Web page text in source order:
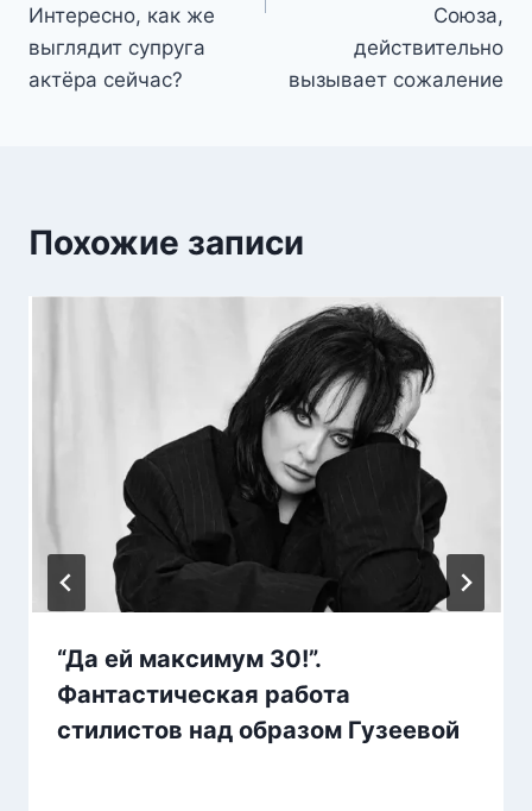
Интересно, как же
выглядит супруга
актёра сейчас?
Союза,
действительно
вызывает сожаление
Похожие записи
“Да ей максимум 30!”.
Фантастическая работа
стилистов над образом Гузеевой